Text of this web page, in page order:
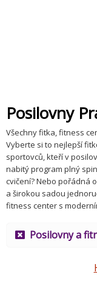
Posilovny
Všechny fitka, fitness
Vyberte si to nejlepší
sportovců, kteří v
nabitý program plný
cvičení? Nebo pořádná
a širokou sadou
fitness center s
Posilovny a